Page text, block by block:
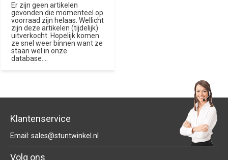
Er zijn geen artikelen
gevonden die momenteel op
voorraad zijn helaas. Wellicht
zijn deze artikelen (tijdelijk)
uitverkocht. Hopelijk komen
ze snel weer binnen want ze
staan wel in onze
database....
Klantenservice
Email: sales@stuntwinkel.nl
Volg ons